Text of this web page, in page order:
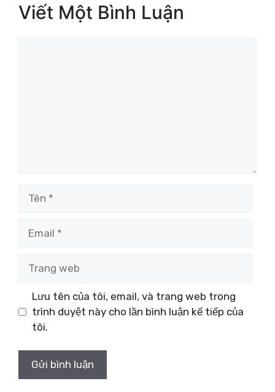
Viết Một Bình Luận
web
Lưu tên của tôi, email, và trang web trong
trình duyệt này cho lần bình luận kế tiếp của
tôi.